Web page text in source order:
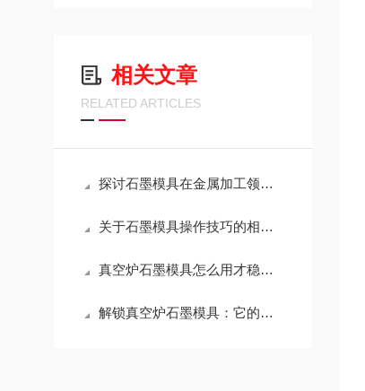
相关文章
RELATED ARTICLES
探讨石墨模具在金属加工领域的应用
关于石墨模具操作技巧的相关介绍
真空炉石墨模具怎么用才稳？这几点注意事项，越早知道越省心
解锁真空炉石墨模具：它的应用版图，远超你想象